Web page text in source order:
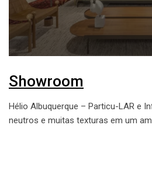
Showroom
Hélio Albuquerque – Particu-LAR e
neutros e muitas texturas em um